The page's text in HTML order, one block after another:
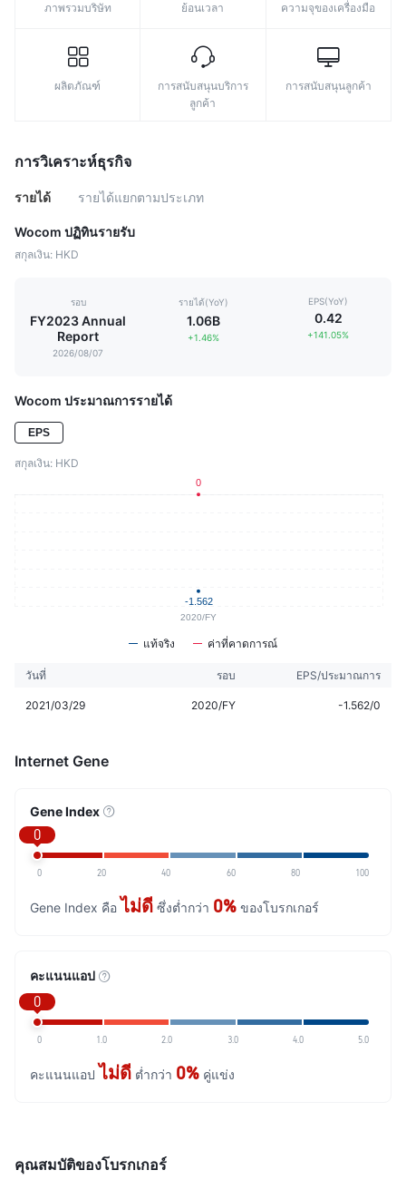
ภาพรวมบริษัท ย้อนเวลา ความจุของเครื่องมือ
ผลิตภัณฑ์
การสนับสนุนบริการ
ลูกค้า
การสนับสนุนลูกค้า
การวิเคราะห์ธุรกิจ
รายได้ รายได้แยกตามประเภท
Wocom ปฏิทินรายรับ
สกุลเงิน: HKD
รอบ
FY2023 Annual
Report
2026/08/07
รายได้(YoY)
1.06B
+1.46%
EPS(YoY)
0.42
+141.05%
Wocom ประมาณการรายได้
EPS
สกุลเงิน: HKD
แท้จริง ค่าที่คาดการณ์
วันที่ รอบ EPS/ประมาณการ
2021/03/29 2020/FY -1.562/0
Internet Gene
Gene Index
0
0 20 40 60 80 100
Gene Index คือ ไม่ดี ซึ่งต่ำกว่า 0% ของโบรกเกอร์
คะแนนแอป
0
0 1.0 2.0 3.0 4.0 5.0
คะแนนแอป ไม่ดี ต่ำกว่า 0% คู่แข่ง
คุณสมบัติของโบรกเกอร์